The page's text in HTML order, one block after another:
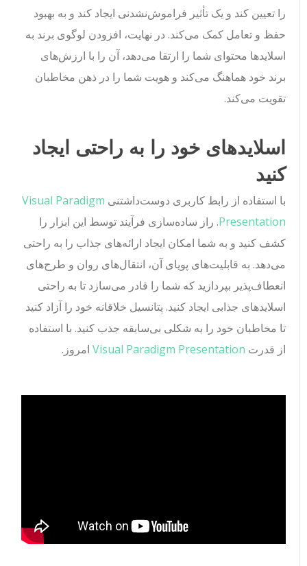
را تعیین کند و یک تأثیر فراموش‌نشدنی ایجاد کند و به بهبود
حفظ و تعامل کمک می‌کند. در نهایت، افزودن لوگوی برند به
اسلایدها محتوای شما را ارتقا می‌دهد، آن را با ارزش‌های
برند خود هماهنگ می‌کند و هویت شما را در ذهن مخاطبان
تقویت می‌کند.
اسلایدهای خود را به راحتی ایجاد
کنید
با استفاده از رابط کاربری دوست‌داشتنی Visual Paradigm
Presentation. راز ساده‌سازی فرآیند توسط این ابزار را
کشف کنید و به شما امکان ایجاد ارائه‌های جذاب را به راحتی
می‌دهد. به قابلیت‌های پویای آن، انتقال‌های روان و طرح‌های
انعطاف‌پذیر بپردازید که شما را قادر می‌سازد تا به راحتی
اسلایدهای جذابی ایجاد کنید. پتانسیل خلاقانه خود را آزاد کنید
تا مخاطبان خود را به شکلی بی‌سابقه جذب کنید. با استفاده
از قدرتVisual Paradigm Presentationامروز.